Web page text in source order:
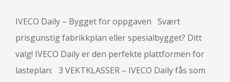
IVECO Daily – Bygget for oppgaven Svært
prisgunstig fabrikkplan eller spesialbygget? Ditt
valg! IVECO Daily er den perfekte plattformen for
lasteplan: 3 VEKTKLASSER – IVECO Daily fås som